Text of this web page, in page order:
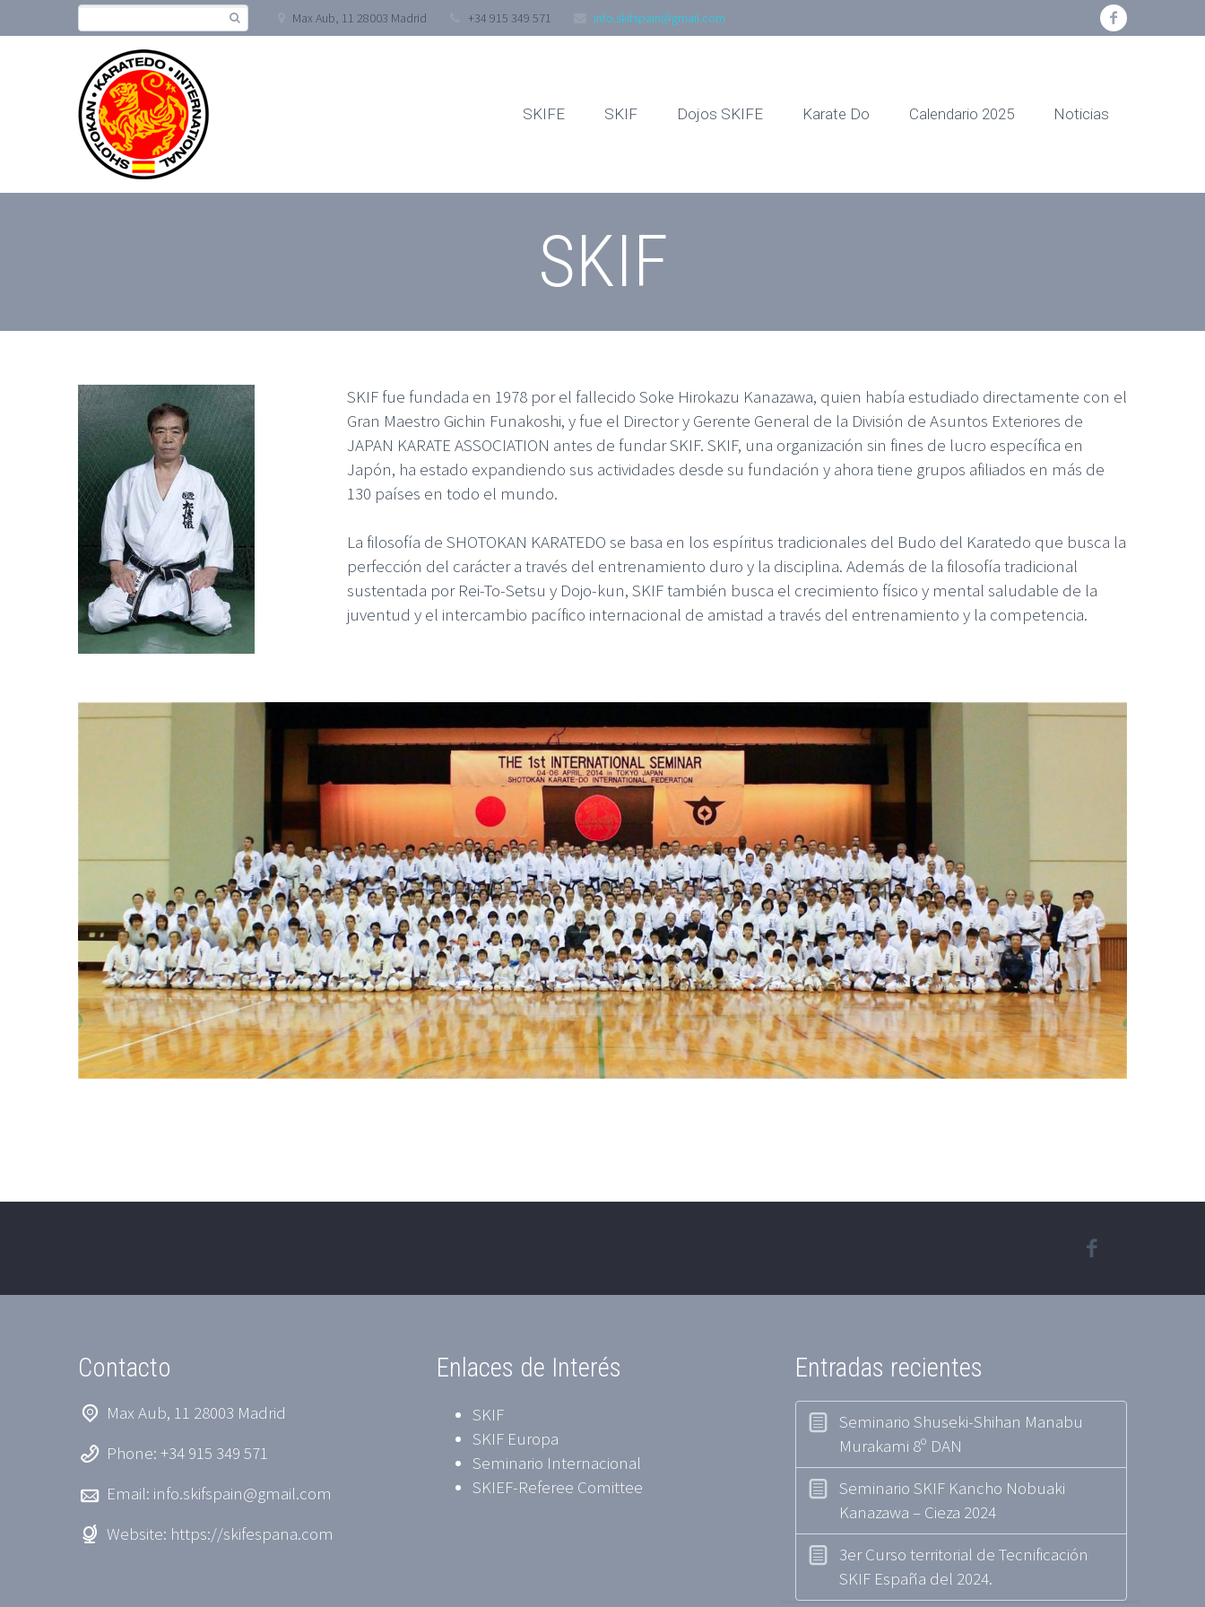
Max Aub, 11 28003 Madrid +34 915 349 571 info.skifspain@gmail.com
SKIFE SKIF Dojos SKIFE Karate Do Calendario 2025 Noticias
SKIF
SKIF fue fundada en 1978 por el fallecido Soke Hirokazu Kanazawa, quien había estudiado directamente con el
Gran Maestro Gichin Funakoshi, y fue el Director y Gerente General de la División de Asuntos Exteriores de
JAPAN KARATE ASSOCIATION antes de fundar SKIF. SKIF, una organización sin fines de lucro específica en
Japón, ha estado expandiendo sus actividades desde su fundación y ahora tiene grupos afiliados en más de
130 países en todo el mundo.
La filosofía de SHOTOKAN KARATEDO se basa en los espíritus tradicionales del Budo del Karatedo que busca la
perfección del carácter a través del entrenamiento duro y la disciplina. Además de la filosofía tradicional
sustentada por Rei-To-Setsu y Dojo-kun, SKIF también busca el crecimiento físico y mental saludable de la
juventud y el intercambio pacífico internacional de amistad a través del entrenamiento y la competencia.
Contacto
Max Aub, 11 28003 Madrid
Phone: +34 915 349 571
Email: info.skifspain@gmail.com
Website: https://skifespana.com
Enlaces de Interés
SKIF
SKIF Europa
Seminario Internacional
SKIEF-Referee Comittee
Entradas recientes
Seminario Shuseki-Shihan Manabu
Murakami 8º DAN
Seminario SKIF Kancho Nobuaki
Kanazawa – Cieza 2024
3er Curso territorial de Tecnificación
SKIF España del 2024.